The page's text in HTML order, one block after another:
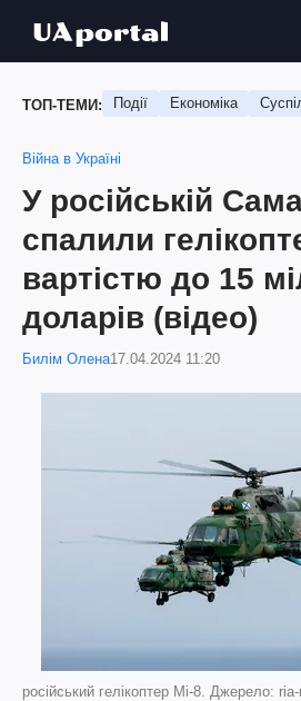
ТОП-ТЕМИ: Події Економіка
Війна в Україні
У російській
спалили
вартістю до 15
доларів (відео)
Билім Олена17.04.2024 11:20
російський гелікоптер Мі-8. Джерело: